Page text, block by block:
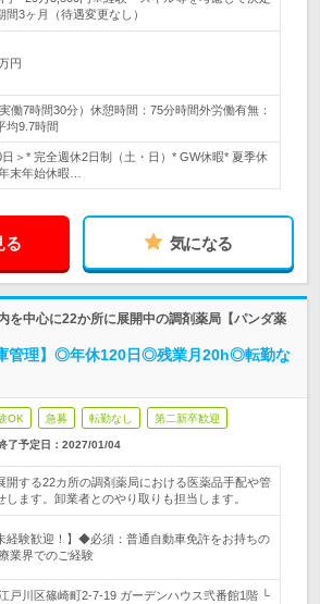
3ヶ月（待遇変更なし）
円
働7時間30分）休憩時間：75分時間外労働有無：
均9.7時間
日＞* 完全週休2日制（土・日）* GW休暇* 夏季休
末年始休暇…
る 気になる
を中心に22か所に展開中の調剤薬局【パンダ薬
管理】◎年休120日◎残業月20h◎転勤な
OK 急募 転勤なし 第二新卒歓迎
了予定日： 2027/01/04
開する22カ所の調剤薬局における医薬品手配や管
します。卸業者とのやり取りも担当します。
経験歓迎！】◆必須：普通自動車免許をお持ちの
業界でのご経験
戸川区篠崎町2-7-19 ガーデンハウス弐番館1階 └